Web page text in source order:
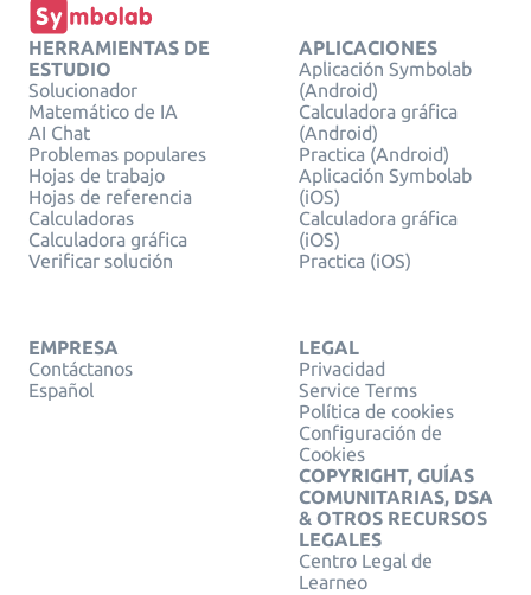
HERRAMIENTAS DE
ESTUDIO
Solucionador
Matemático de IA
AI Chat
Problemas populares
Hojas de trabajo
Hojas de referencia
Calculadoras
Calculadora gráfica
Verificar solución
APLICACIONES
Aplicación Symbolab
(Android)
Calculadora gráfica
(Android)
Practica (Android)
Aplicación Symbolab
(iOS)
Calculadora gráfica
(iOS)
Practica (iOS)
EMPRESA
Contáctanos
Español
LEGAL
Privacidad
Service Terms
Política de cookies
Configuración de
Cookies
COPYRIGHT, GUÍAS
COMUNITARIAS, DSA
& OTROS RECURSOS
LEGALES
Centro Legal de
Learneo